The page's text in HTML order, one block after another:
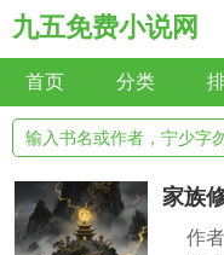
九五免费小说网
首页 分类
家族
作者